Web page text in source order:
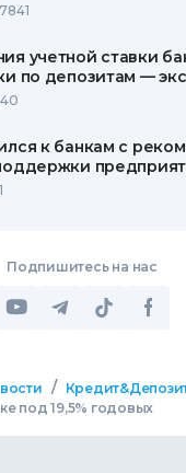
учетной ставки
по депозитам —
к банкам с
Подпишитесь на нас
/
под 19,5% годовых